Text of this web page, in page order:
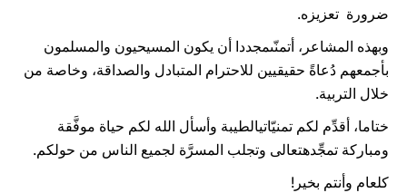
ضرورة تعزيزه.
وبهذه المشاعر، أتمنّىمجددا أن يكون المسيحيون والمسلمون
بأجمعهم دُعاةً حقيقيين للاحترام المتبادل والصداقة، وخاصة من
خلال التربية.
ختاما، أقدِّم لكم تمنيّاتيالطيبة وأسأل الله لكم حياة موفَّقة
ومباركة تمجِّدهتعالى وتجلب المسرَّة لجميع الناس من حولكم.
كلعام وأنتم بخير!